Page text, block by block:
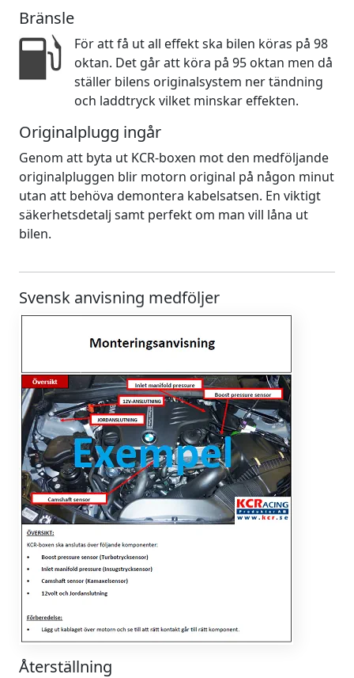
Bränsle
För att få ut all effekt ska bilen köras på 98
oktan. Det går att köra på 95 oktan men då
ställer bilens originalsystem ner tändning
och laddtryck vilket minskar effekten.
Originalplugg ingår
Genom att byta ut KCR-boxen mot den medföljande
originalpluggen blir motorn original på någon minut
utan att behöva demontera kabelsatsen. En viktigt
säkerhetsdetalj samt perfekt om man vill låna ut
bilen.
Svensk anvisning medföljer
Återställning